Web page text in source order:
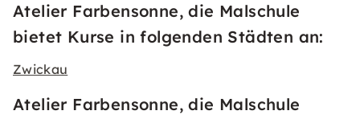
Atelier Farbensonne, die Malschule
bietet Kurse in folgenden Städten an:
Zwickau
Atelier Farbensonne, die Malschule